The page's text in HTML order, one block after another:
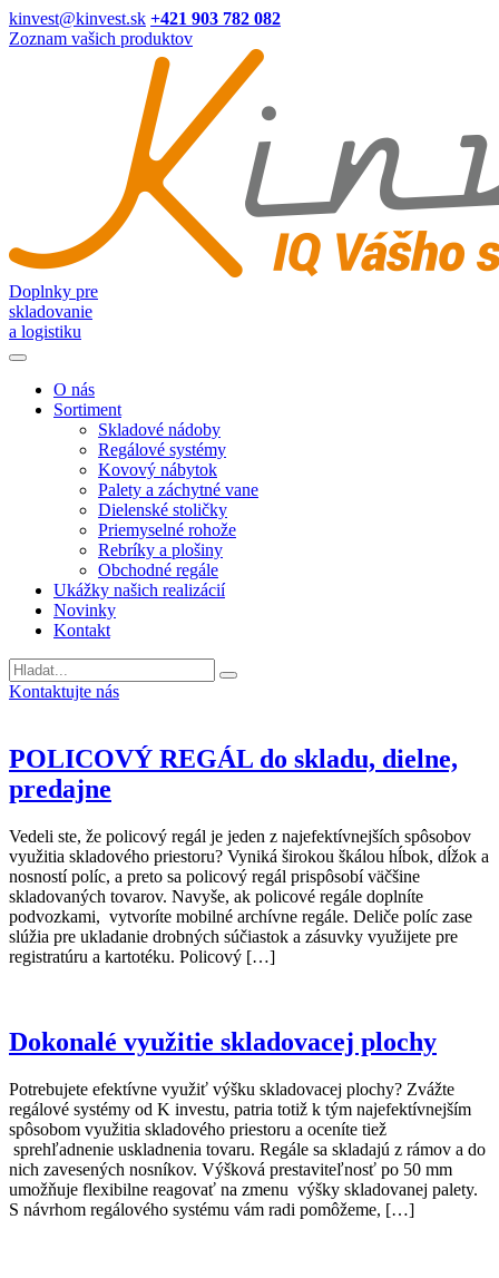
kinvest@kinvest.sk +421 903 782 082
Zoznam vašich produktov
Doplnky pre
skladovanie
a logistiku
O nás
Sortiment
Skladové nádoby
Regálové systémy
Kovový nábytok
Palety a záchytné vane
Dielenské stoličky
Priemyselné rohože
Rebríky a plošiny
Obchodné regále
Ukážky našich realizácií
Novinky
Kontakt
Vyhladavanie
Kontaktujte nás
POLICOVÝ REGÁL do skladu, dielne,
predajne
Vedeli ste, že policový regál je jeden z najefektívnejších spôsobov
využitia skladového priestoru? Vyniká širokou škálou hĺbok, dĺžok a
nosností políc, a preto sa policový regál prispôsobí väčšine
skladovaných tovarov. Navyše, ak policové regále doplníte
podvozkami, vytvoríte mobilné archívne regále. Deliče políc zase
slúžia pre ukladanie drobných súčiastok a zásuvky využijete pre
registratúru a kartotéku. Policový […]
Dokonalé využitie skladovacej plochy
Potrebujete efektívne využiť výšku skladovacej plochy? Zvážte
regálové systémy od K investu, patria totiž k tým najefektívnejším
spôsobom využitia skladového priestoru a oceníte tiež
sprehľadnenie uskladnenia tovaru. Regále sa skladajú z rámov a do
nich zavesených nosníkov. Výšková prestaviteľnosť po 50 mm
umožňuje flexibilne reagovať na zmenu výšky skladovanej palety.
S návrhom regálového systému vám radi pomôžeme, […]